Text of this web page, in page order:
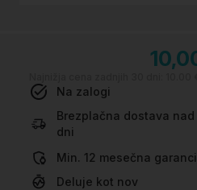
Na zalogi
Brezplačna dostava
dni
Min. 12 mesečna
Deluje kot nov